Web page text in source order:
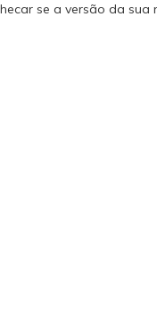
se a versão da